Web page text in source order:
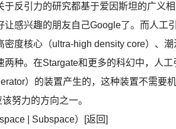
于反引力的研究都基于爱因斯坦的广义
让感兴趣的朋友自己Google了。而人工
密度核心（ultra-high density core）、
两种。在Stargate和更多的科幻中，人
）的装置产生的，这种装置不需要
努力的方向之一。
| Subspace）[返回]